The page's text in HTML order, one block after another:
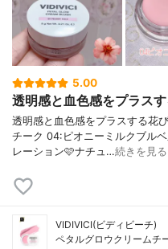
5.00
透明感と血色感をプラス
透明感と血色感をプラスする花
チーク 04:ピオニーミルクブル
レーション🩷ナチュ…続きを見る
VIDIVICI(ビディビーチ)
ペタルグロウクリームチ